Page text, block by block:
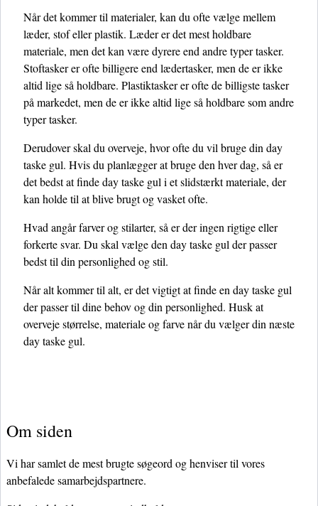
Når det kommer til materialer, kan du ofte vælge mellem
læder, stof eller plastik. Læder er det mest holdbare
materiale, men det kan være dyrere end andre typer tasker.
Stoftasker er ofte billigere end lædertasker, men de er ikke
altid lige så holdbare. Plastiktasker er ofte de billigste tasker
på markedet, men de er ikke altid lige så holdbare som andre
typer tasker.
Derudover skal du overveje, hvor ofte du vil bruge din day
taske gul. Hvis du planlægger at bruge den hver dag, så er
det bedst at finde day taske gul i et slidstærkt materiale, der
kan holde til at blive brugt og vasket ofte.
Hvad angår farver og stilarter, så er der ingen rigtige eller
forkerte svar. Du skal vælge den day taske gul der passer
bedst til din personlighed og stil.
Når alt kommer til alt, er det vigtigt at finde en day taske gul
der passer til dine behov og din personlighed. Husk at
overveje størrelse, materiale og farve når du vælger din næste
day taske gul.
Om siden
Vi har samlet de mest brugte søgeord og henviser til vores
anbefalede samarbejdspartnere.